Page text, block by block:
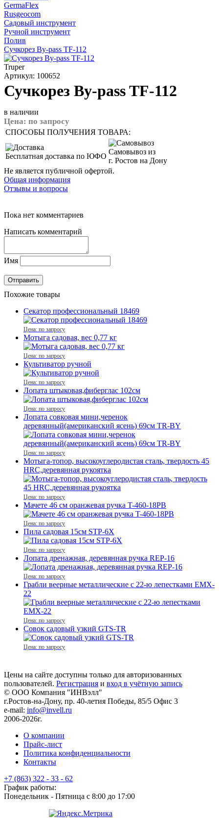
GermaFlex
Rusgeocom
Садовый инструмент
Ручной инструмент
Полив
Сучкорез By-pass TF-112
Truper
Артикул: 100652
Сучкорез By-pass TF-112
в наличии
Цена: по запросу
СПОСОБЫ ПОЛУЧЕНИЯ ТОВАРА:
Бесплатная доставка по ЮФО
Самовывоз из
г. Ростов на Дону
Не является публичной офертой.
Общая информация
Отзывы и вопросы
Пока нет комментариев
Написать комментарий
Имя
Похожие товары
Секатор профессиональный 18469
Цена: по запросу
Мотыга садовая, вес 0,77 кг
Цена: по запросу
Культиватор ручной
Цена: по запросу
Лопата штыковая,фиберглас 102см
Цена: по запросу
Лопата совковая мини,черенок
деревянный(американский ясень) 69см TR-BY
Цена: по запросу
Мотыга-топор, высокоуглеродистая сталь, твердость 45
HRC,деревянная рукоятка
Цена: по запросу
Мачете 46 см оранжевая ручка T-460-18PB
Цена: по запросу
Пила садовая 15см STP-6X
Цена: по запросу
Лопата дренажная, деревянная ручка REР-16
Цена: по запросу
Грабли веерные металлические с 22-ю лепестками EMX-
22
Цена: по запросу
Совок садовый узкий GTS-TR
Цена: по запросу
Цены на сайте доступны только для авторизованных
пользователей. Регистрация и вход в учётную запись
© ООО Компания "ИНВэлл"
г.Ростов-на-Дону, пр. 40-летия Победы, 85/5 Офис 3
e-mail: info@invell.ru
2006-2026г.
О компании
Прайс-лист
Политика конфиденциальности
Контакты
+7 (863) 322 - 33 - 62
График работы:
Понедельник - Пятница с 8:00 до 17:00